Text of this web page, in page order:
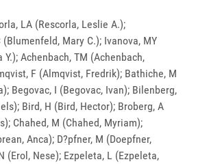
LA (Rescorla, Leslie A.);
Mary C.); Ivanova, MY
Y.); Achenbach, TM (Achenbach,
F (Almqvist, Fredrik); Bathiche, M
Begovac, I (Begovac, Ivan); Bilenberg,
Bird, H (Bird, Hector); Broberg, A
Chahed, M (Chahed, Myriam);
Anca); D?pfner, M (Doepfner,
(Erol, Nese); Ezpeleta, L (Ezpeleta,